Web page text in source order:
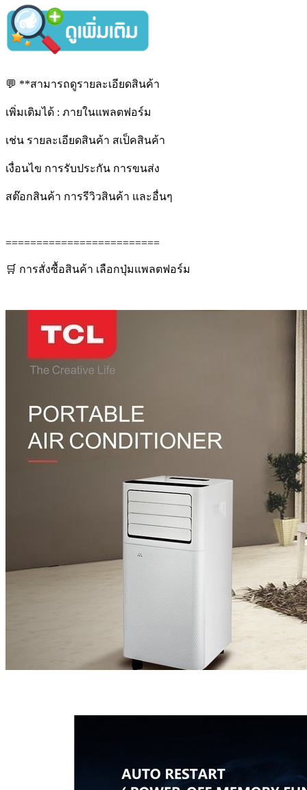
💬 **สามารถดูรายละเอียดสินค้า
เพิ่มเติมได้ : ภายในแพลตฟอร์ม
เช่น รายละเอียดสินค้า สเป็คสินค้า
เงื่อนไข การรับประกัน การขนส่ง
สต๊อกสินค้า การรีวิวสินค้า และอื่นๆ
=========================
🛒 การสั่งซื้อสินค้า เลือกปุ่มแพลตฟอร์ม